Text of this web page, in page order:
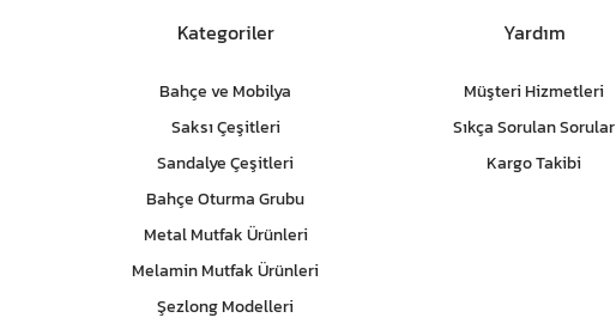
Kategoriler
Bahçe ve Mobilya
Saksı Çeşitleri
Sandalye Çeşitleri
Bahçe Oturma Grubu
Metal Mutfak Ürünleri
Melamin Mutfak Ürünleri
Şezlong Modelleri
Yardım
Müşteri Hizmetleri
Sıkça Sorulan Sorular
Kargo Takibi